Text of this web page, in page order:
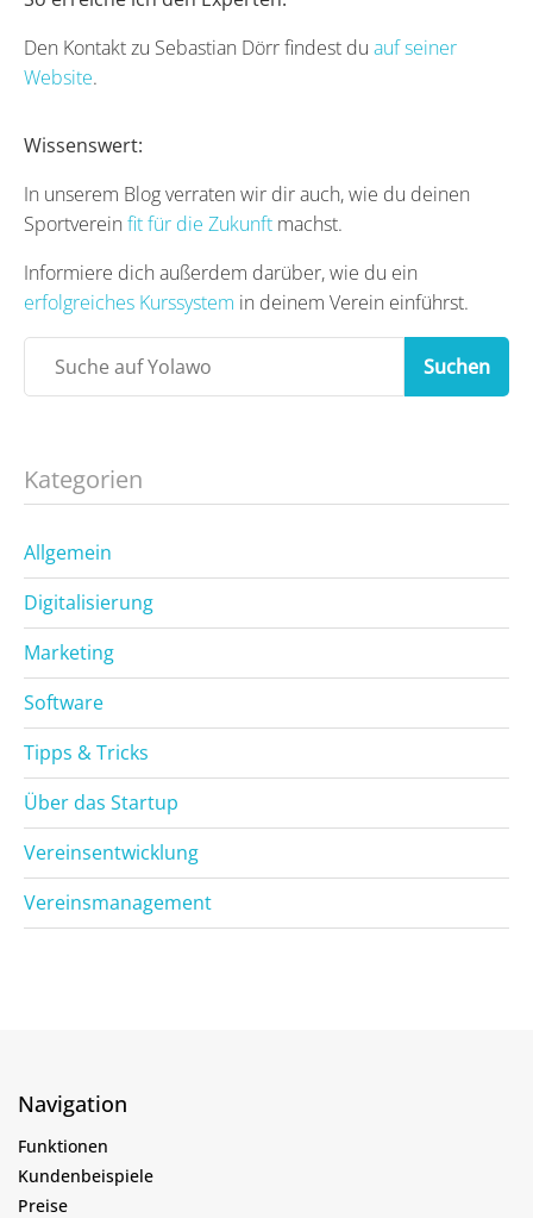
Den Kontakt zu Sebastian Dörr findest du auf seiner
Website.
Wissenswert:
In unserem Blog verraten wir dir auch, wie du deinen
Sportverein fit für die Zukunft machst.
Informiere dich außerdem darüber, wie du ein
erfolgreiches Kurssystem in deinem Verein einführst.
Suchen
Kategorien
Allgemein
Digitalisierung
Marketing
Software
Tipps & Tricks
Über das Startup
Vereinsentwicklung
Vereinsmanagement
Navigation
Funktionen
Kundenbeispiele
Preise